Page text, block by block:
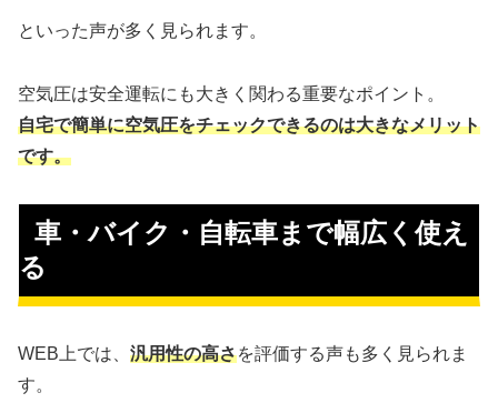
といった声が多く見られます。
空気圧は安全運転にも大きく関わる重要なポイント。
自宅で簡単に空気圧をチェックできるのは大きなメリット
です。
る
WEB上では、 汎用性の高さを評価する声も多く見られま
す。